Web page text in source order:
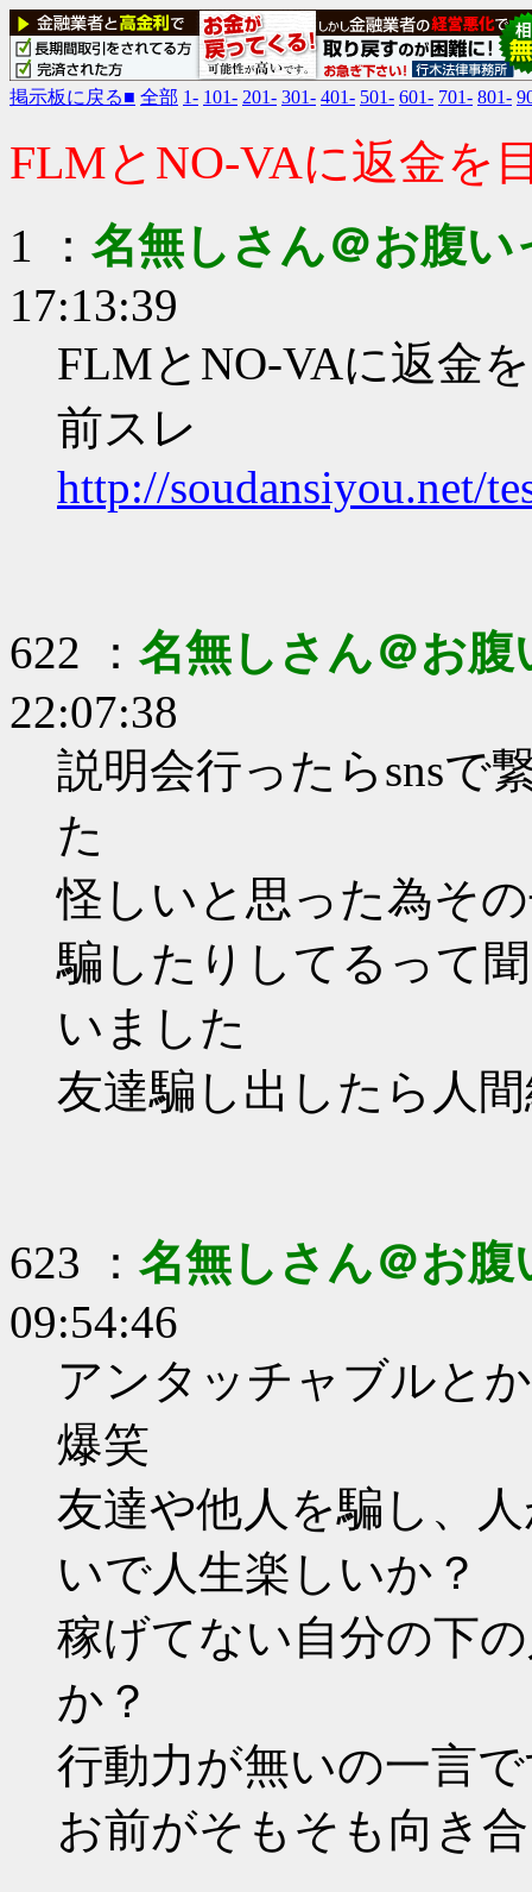
掲示板に戻る■ 全部 1- 101- 201- 301- 401- 501- 601- 701- 801-
FLMとNO-VAに返金を
1 ： 名無しさん＠お腹い
17:13:39
FLMとNO-VAに返金
前スレ
http://soudansiyou.net/
622 ： 名無しさん＠お腹
22:07:38
説明会行ったらsnsで
た
怪しいと思った為そ
騙したりしてるって
いました
友達騙し出したら人
623 ： 名無しさん＠お腹
09:54:46
アンタッチャブルと
爆笑
友達や他人を騙し、
いで人生楽しいか？
稼げてない自分の下
か？
行動力が無いの一言
お前がそもそも向き